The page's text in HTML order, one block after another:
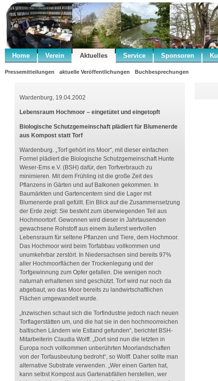
Home Verein Aktuelles Service Sponsoren
Pressemitteilungen aktuelle Veröffentlichungen Buchbesprechungen
Wardenburg, 19.04.2002
Lebensraum Hochmoor – eingetütet und eingetopft
Biologische Schutzgemeinschaft plädiert für Blumenerde
aus Kompost statt Torf
Wardenburg. „Torf gehört ins Moor“, mit dieser einfachen
Formel plädiert die Biologische Schutzgemeinschaft Hunte
Weser-Ems e.V. (BSH) dafür, den Torfverbrauch zu
minimieren. Mit dem Frühling ist die große Zeit des
Pflanzens in Gärten und auf Balkonen gekommen. In
Baumärkten und Gartencentern sind die Lager mit
Blumenerde prall gefüllt. Ein Blick auf die Zusammensetzung
der Erde zeigt: Sie besteht zum überwiegenden Teil aus
Hochmoortorf. Gewonnen wird dieser in Jahrtausenden
gewachsene Rohstoff aus einem äußerst wertvollen
Lebensraum für seltene Pflanzen und Tiere, dem Hochmoor.
Das Hochmoor wird beim Torfabbau vollkommen und
unumkehrbar zerstört. In Niedersachsen sind bereits 97%
aller Hochmoorflächen der Trockenlegung und der
Torfgewinnung zum Opfer gefallen. Die wenigen noch
naturnah erhaltenen sind geschützt. Torf wird nur noch da
abgebaut, wo das Moor bereits zu landwirtschaftlichen
Flächen umgewandelt wurde.
„Inzwischen schaut sich die Torfindustrie jedoch nach neuen
Torflagerstätten um, und die hat sie in den hochmoorreichen
baltischen Ländern wie Estland gefunden“, berichtet BSH-
Mitarbeiterin Claudia Wolff. „Dort sind nun die letzten in
Europa noch vollkommen unberührten Moorlandschaften
von der Torfausbeutung bedroht“, so Wolff. Daher sollte man
alternative Substrate verwenden. „Wer einen Garten hat,
kann selbst Kompost aus Gartenabfällen herstellen, wer